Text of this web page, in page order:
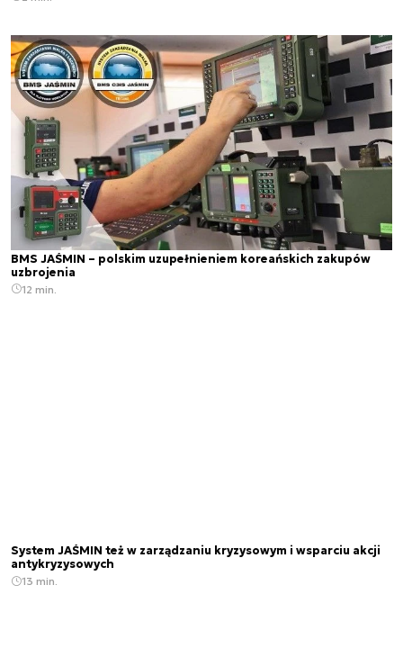
BMS JAŚMIN – polskim uzupełnieniem koreańskich zakupów
uzbrojenia
12 min.
System JAŚMIN też w zarządzaniu kryzysowym i wsparciu akcji
antykryzysowych
13 min.